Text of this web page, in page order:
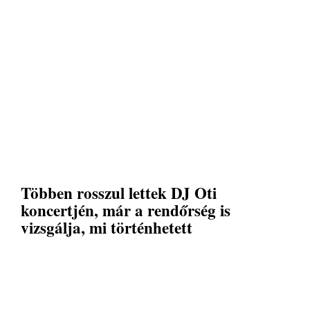
Többen rosszul lettek DJ Oti
koncertjén, már a rendőrség is
vizsgálja, mi történhetett